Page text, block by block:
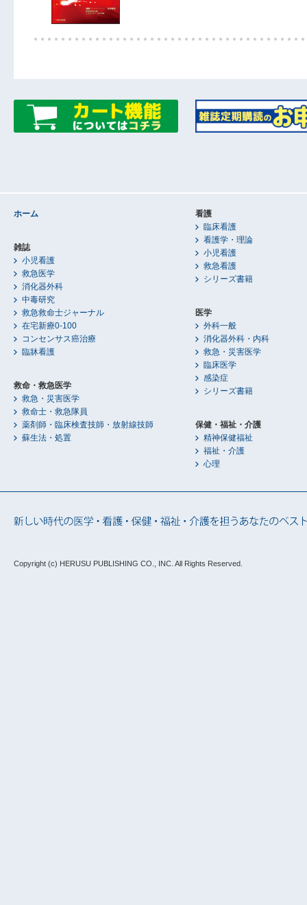
ホーム
雑誌
小児看護
救急医学
消化器外科
中毒研究
救急救命士ジャーナル
在宅新療0-100
コンセンサス癌治療
臨牀看護
救命・救急医学
救急・災害医学
救命士・救急隊員
薬剤師・臨床検査技師・放射線技師
蘇生法・処置
看護
臨床看護
看護学・理論
小児看護
救急看護
シリーズ書籍
医学
外科一般
消化器外科・内科
救急・災害医学
臨床医学
感染症
シリーズ書籍
保健・福祉・介護
精神保健福祉
福祉・介護
心理
Copyright (c) HERUSU PUBLISHING CO., INC. All Rights Reserved.